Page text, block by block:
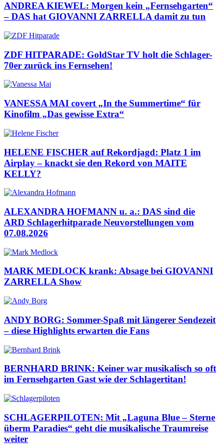
ANDREA KIEWEL: Morgen kein „Fernsehgarten“
– DAS hat GIOVANNI ZARRELLA damit zu tun
ZDF HITPARADE: GoldStar TV holt die Schlager-
70er zurück ins Fernsehen!
VANESSA MAI covert „In the Summertime“ für
Kinofilm „Das gewisse Extra“
HELENE FISCHER auf Rekordjagd: Platz 1 im
Airplay – knackt sie den Rekord von MAITE
KELLY?
ALEXANDRA HOFMANN u. a.: DAS sind die
ARD Schlagerhitparade Neuvorstellungen vom
07.08.2026
MARK MEDLOCK krank: Absage bei GIOVANNI
ZARRELLA Show
ANDY BORG: Sommer-Spaß mit längerer Sendezeit
– diese Highlights erwarten die Fans
BERNHARD BRINK: Keiner war musikalisch so oft
im Fernsehgarten Gast wie der Schlagertitan!
SCHLAGERPILOTEN: Mit „Laguna Blue – Sterne
überm Paradies“ geht die musikalische Traumreise
weiter